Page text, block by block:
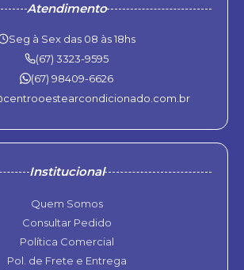
Atendimento
Seg à Sex das 08 às 18hs
(67) 3323-9595
(67) 98409-6626
Institucional
Quem Somos
Consultar Pedido
Política Comercial
Pol. de Frete e Entrega